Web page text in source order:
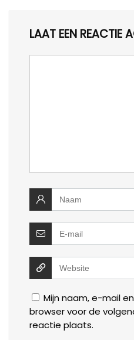
LAAT EEN REACTIE
Mijn naam, e-mail
browser voor de
reactie plaats.